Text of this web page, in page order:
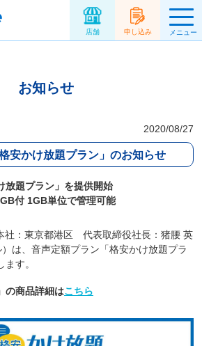
店舗 申し込み メニュー
お知らせ
2020/08/27
安かけ放題プラン」のお知らせ
放題プラン」を提供開始
付 1GB単位で管理可能
社：東京都港区 代表取締役社長：猪腰 英
は、音声定額プラン「格安かけ放題プラ
す。
の商品詳細はこちら